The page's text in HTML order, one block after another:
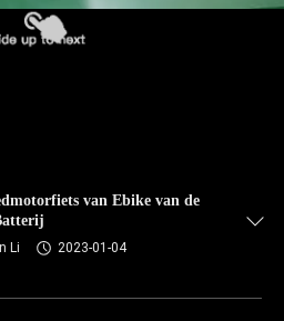
van Ebike van de
Li
2023-01-04